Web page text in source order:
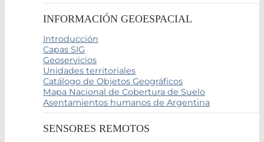
INFORMACIÓN GEOESPACIAL
Introducción
Capas SIG
Geoservicios
Unidades territoriales
Catálogo de Objetos Geográficos
Mapa Nacional de Cobertura de Suelo
Asentamientos humanos de Argentina
SENSORES REMOTOS